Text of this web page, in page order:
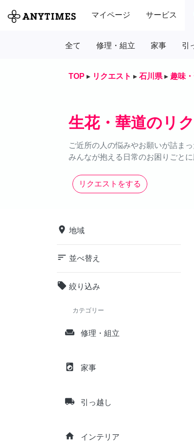
マイページ サービス
全て 修理・組立 家事 引
TOP ▸ リクエスト ▸ 石川県 ▸ 趣味
生花・華道のリ
ご近所の人の悩みやお願いが詰ま
みんなが抱える日常のお困りごと
リクエストをする
place 地域
sort 並べ替え
local_offer 絞り込み
カテゴリー
weekend 修理・組立
local_laundry_service 家事
local_shipping 引っ越し
home インテリア